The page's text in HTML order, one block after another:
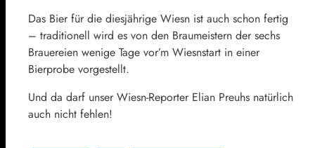
Das Bier für die diesjährige Wiesn ist auch schon fertig
– traditionell wird es von den Braumeistern der sechs
Brauereien wenige Tage vor’m Wiesnstart in einer
Bierprobe vorgestellt.
Und da darf unser Wiesn-Reporter Elian Preuhs natürlich
auch nicht fehlen!